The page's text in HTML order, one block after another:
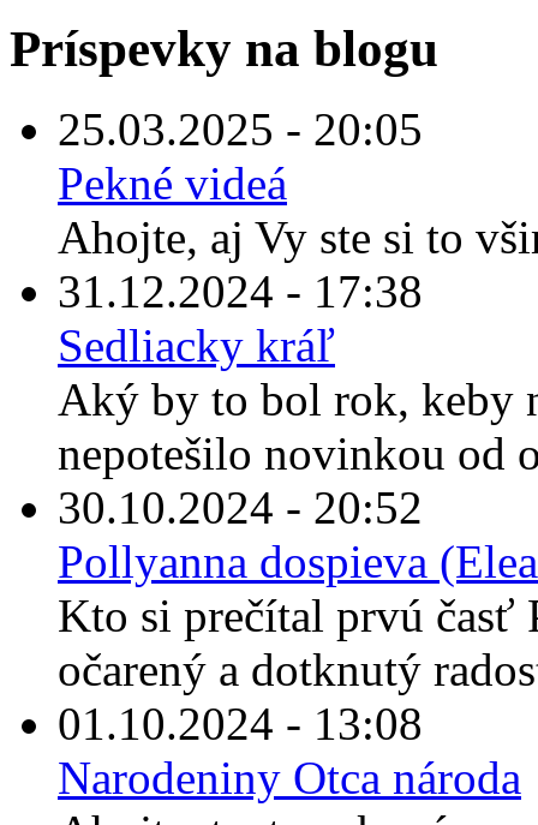
Príspevky na blogu
25.03.2025 - 20:05
Pekné videá
Ahojte, aj Vy ste si to
31.12.2024 - 17:38
Sedliacky kráľ
Aký by to bol rok, keby
nepotešilo novinkou od
30.10.2024 - 20:52
Pollyanna dospieva
Kto si prečítal prvú časť
očarený a dotknutý
01.10.2024 - 13:08
Narodeniny Otca národa